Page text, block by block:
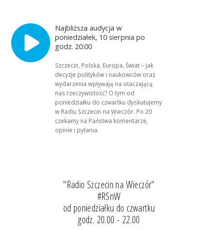
Najbliższa audycja w
poniedziałek, 10 sierpnia po
godz. 20:00
Szczecin, Polska, Europa, Świat – jak
decyzje polityków i naukowców oraz
wydarzenia wpływają na otaczającą
nas rzeczywistość? O tym od
poniedziałku do czwartku dyskutujemy
w Radiu Szczecin na Wieczór. Po 20
czekamy na Państwa komentarze,
opinie i pytania.
"Radio Szczecin na Wieczór"
#RSnW
od poniedziałku do czwartku
godz. 20.00 - 22.00